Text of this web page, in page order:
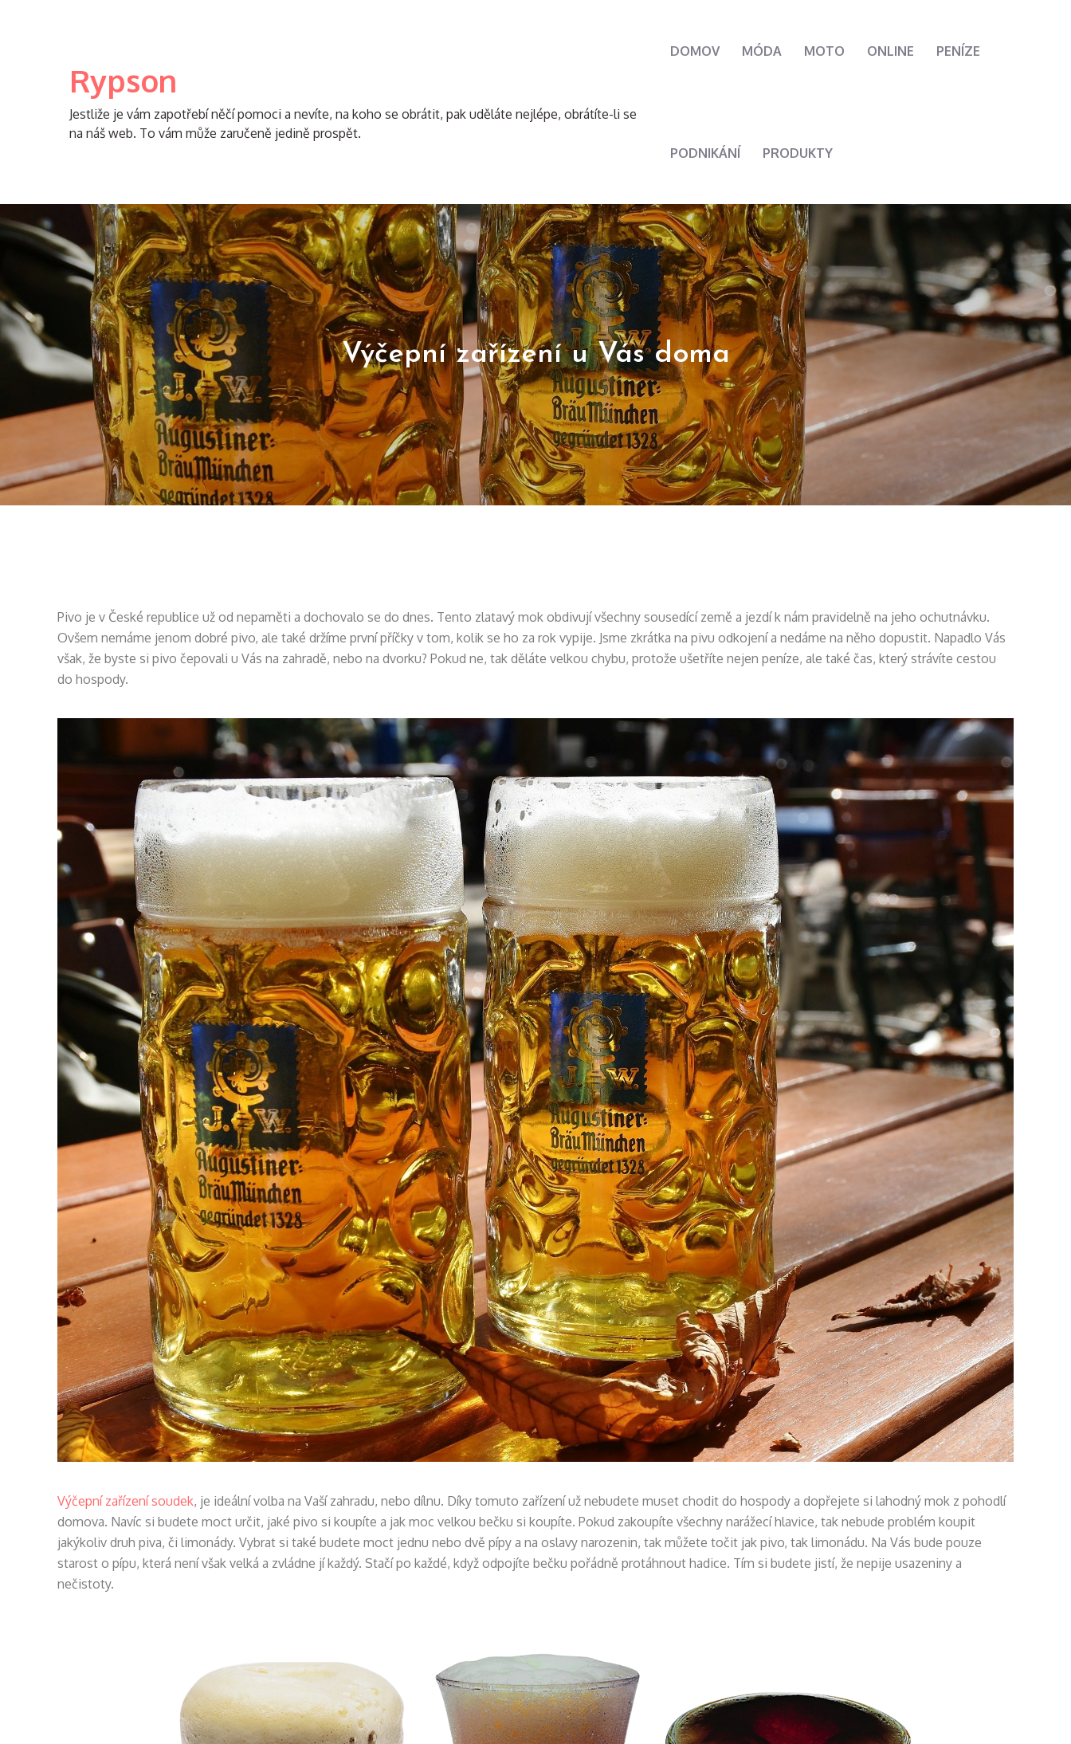
Rypson
Jestliže je vám zapotřebí něčí pomoci a nevíte, na koho se obrátit, pak uděláte nejlépe, obrátíte-li se
na náš web. To vám může zaručeně jedině prospět.
DOMOV MÓDA MOTO ONLINE PENÍZE
PODNIKÁNÍ PRODUKTY
Výčepní zařízení u Vás doma
Pivo je v České republice už od nepaměti a dochovalo se do dnes. Tento zlatavý mok obdivují všechny sousedící země a jezdí k nám pravidelně na jeho ochutnávku.
Ovšem nemáme jenom dobré pivo, ale také držíme první příčky v tom, kolik se ho za rok vypije. Jsme zkrátka na pivu odkojení a nedáme na něho dopustit. Napadlo Vás
však, že byste si pivo čepovali u Vás na zahradě, nebo na dvorku? Pokud ne, tak děláte velkou chybu, protože ušetříte nejen peníze, ale také čas, který strávíte cestou
do hospody.
Výčepní zařízení soudek, je ideální volba na Vaší zahradu, nebo dílnu. Díky tomuto zařízení už nebudete muset chodit do hospody a dopřejete si lahodný mok z pohodlí
domova. Navíc si budete moct určit, jaké pivo si koupíte a jak moc velkou bečku si koupíte. Pokud zakoupíte všechny narážecí hlavice, tak nebude problém koupit
jakýkoliv druh piva, či limonády. Vybrat si také budete moct jednu nebo dvě pípy a na oslavy narozenin, tak můžete točit jak pivo, tak limonádu. Na Vás bude pouze
starost o pípu, která není však velká a zvládne jí každý. Stačí po každé, když odpojíte bečku pořádně protáhnout hadice. Tím si budete jistí, že nepije usazeniny a
nečistoty.